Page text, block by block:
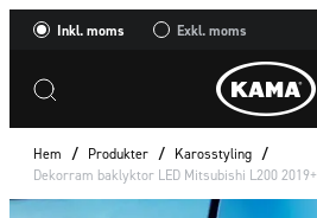
Inkl. moms Exkl. moms
Hem / Produkter / Karosstyling /
Dekorram baklyktor LED Mitsubishi L200 2019+